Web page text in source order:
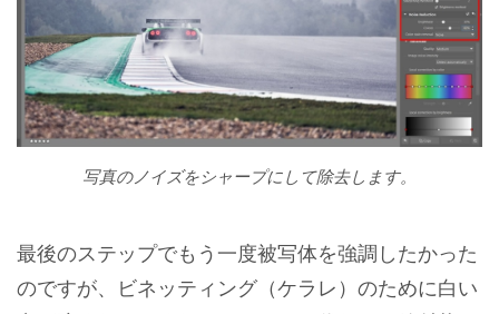
写真のノイズをシャープにして除去します。
最後のステップでもう一度被写体を強調したかった
のですが、ビネッティング（ケラレ）のために白い